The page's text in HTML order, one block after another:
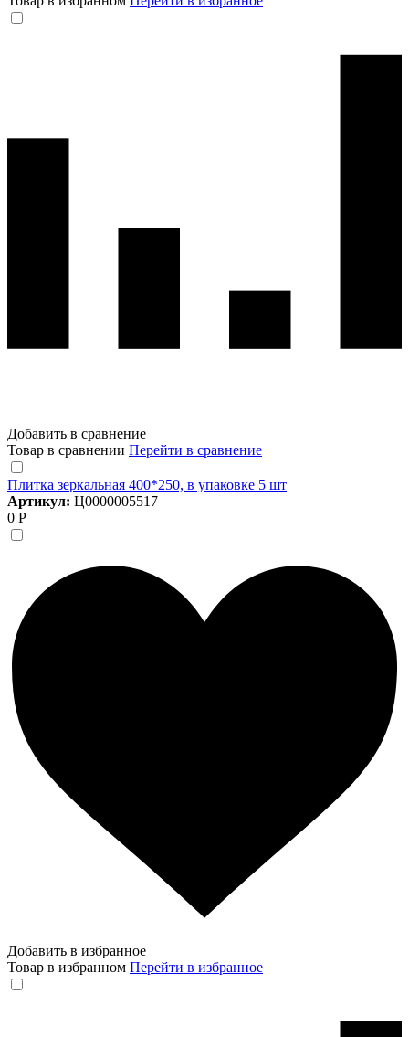
Добавить в сравнение
Товар в сравнении Перейти в сравнение
Плитка зеркальная 400*250, в упаковке 5 шт
Артикул: Ц0000005517
0 Р
Добавить в избранное
Товар в избранном Перейти в избранное